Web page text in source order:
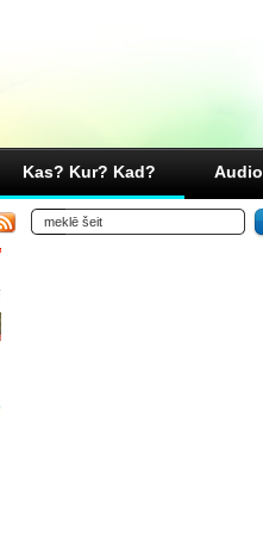
Kas? Kur? Kad? Audio